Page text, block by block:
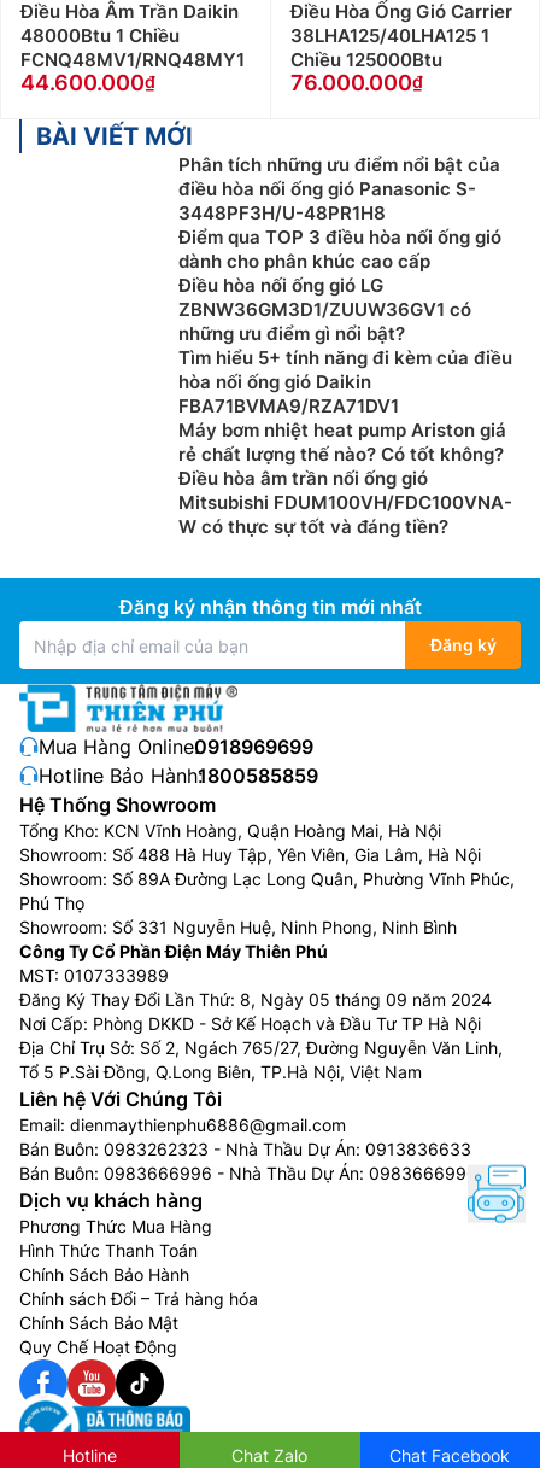
Điều Hòa Âm Trần Daikin
48000Btu 1 Chiều
FCNQ48MV1/RNQ48MY1
44.600.000
Điều Hòa Ống Gió Carrier
38LHA125/40LHA125 1
Chiều 125000Btu
76.000.000
BÀI VIẾT MỚI
Phân tích những ưu điểm nổi bật của
điều hòa nối ống gió Panasonic S-
3448PF3H/U-48PR1H8
Điểm qua TOP 3 điều hòa nối ống gió
dành cho phân khúc cao cấp
Điều hòa nối ống gió LG
ZBNW36GM3D1/ZUUW36GV1 có
những ưu điểm gì nổi bật?
Tìm hiểu 5+ tính năng đi kèm của điều
hòa nối ống gió Daikin
FBA71BVMA9/RZA71DV1
Máy bơm nhiệt heat pump Ariston giá
rẻ chất lượng thế nào? Có tốt không?
Điều hòa âm trần nối ống gió
Mitsubishi FDUM100VH/FDC100VNA-
W có thực sự tốt và đáng tiền?
Đăng ký nhận thông tin mới nhất
Đăng ký
Mua Hàng Online:0918969699
Hotline Bảo Hành:1800585859
Hệ Thống Showroom
Tổng Kho: KCN Vĩnh Hoàng, Quận Hoàng Mai, Hà Nội
Showroom: Số 488 Hà Huy Tập, Yên Viên, Gia Lâm, Hà Nội
Showroom: Số 89A Đường Lạc Long Quân, Phường Vĩnh Phúc,
Phú Thọ
Showroom: Số 331 Nguyễn Huệ, Ninh Phong, Ninh Bình
Công Ty Cổ Phần Điện Máy Thiên Phú
MST: 0107333989
Đăng Ký Thay Đổi Lần Thứ: 8, Ngày 05 tháng 09 năm 2024
Nơi Cấp: Phòng DKKD - Sở Kế Hoạch và Đầu Tư TP Hà Nội
Địa Chỉ Trụ Sở: Số 2, Ngách 765/27, Đường Nguyễn Văn Linh,
Tổ 5 P.Sài Đồng, Q.Long Biên, TP.Hà Nội, Việt Nam
Liên hệ Với Chúng Tôi
Email: dienmaythienphu6886@gmail.com
Bán Buôn: 0983262323 - Nhà Thầu Dự Án: 0913836633
Bán Buôn: 0983666996 - Nhà Thầu Dự Án: 0983666996
Dịch vụ khách hàng
Phương Thức Mua Hàng
Hình Thức Thanh Toán
Chính Sách Bảo Hành
Chính sách Đổi – Trả hàng hóa
Chính Sách Bảo Mật
Quy Chế Hoạt Động
Hotline Chat Zalo Chat Facebook